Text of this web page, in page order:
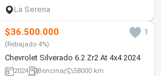
La Serena
$36.500.000 1
(Rebajado 4%)
Chevrolet Silverado 6.2 Zr2 At 4x4 2024
2024 Bencina 58000 km